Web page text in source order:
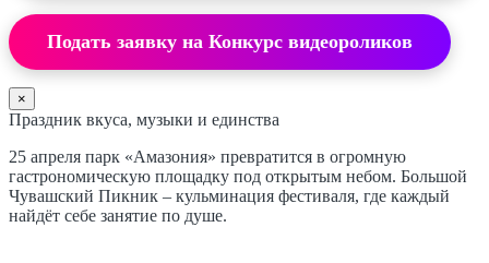
Подать заявку на Конкурс видеороликов
×
Праздник вкуса, музыки и единства
25 апреля парк «Амазония» превратится в огромную
гастрономическую площадку под открытым небом. Большой
Чувашский Пикник – кульминация фестиваля, где каждый
найдёт себе занятие по душе.